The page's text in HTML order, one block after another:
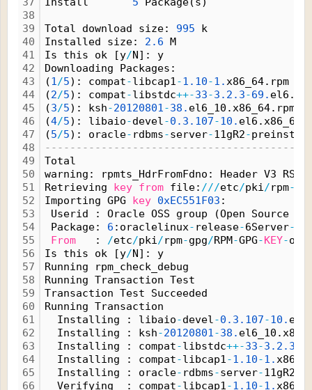
38
39
40
41
42
43
44
45
46
47
48
49
50
51
52
53
54
55
56
57
58
59
60
61
62
63
64
65
66
Total download size: 995 k
Installed size: 2. 6 M
Is this ok [y/N]: y
Downloading Packages:
(1/5): compat-libcap1-1. 10-1.
(2/5): compat-libstdc++-33-3. 2. 3-69.
(3/5): ksh-20120801-38.
(4/5): libaio-devel-0. 3. 107-10.
(5/5): oracle- rdbms-server-11gR2-
warning: rpmts_HdrFromFdno: Header V3 RSA
Retrieving key from file: ///etc/pki/rpm-
Importing GPG key 0xEC551F03 :
Userid : Oracle OSS group (Open Source
Package: 6 :oraclelinux- release-6Server-
From : /etc/pki/rpm-gpg/RPM-GPG-KEY-
Is this ok [y/N]: y
Running rpm_check_debug
Running Transaction Test
Transaction Test Succeeded
Running Transaction
Installing : libaio-devel-0. 3. 107-10.
Installing : ksh-20120801-38.
Installing : compat-libstdc++-33-3. 2. 3
Installing : compat-libcap1-1. 10-1.
Installing : oracle- rdbms-server-11gR2
Verifying  : compat-libcap1-1. 10-1.